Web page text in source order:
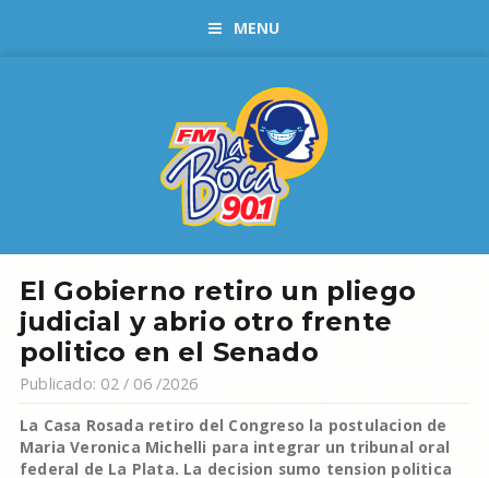
MENU
El Gobierno retiro un pliego
judicial y abrio otro frente
politico en el Senado
Publicado: 02 / 06 /2026
La Casa Rosada retiro del Congreso la postulacion de
Maria Veronica Michelli para integrar un tribunal oral
federal de La Plata. La decision sumo tension politica